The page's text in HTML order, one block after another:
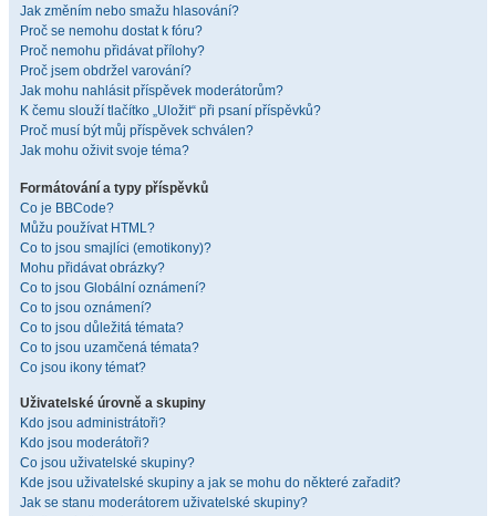
Jak změním nebo smažu hlasování?
Proč se nemohu dostat k fóru?
Proč nemohu přidávat přílohy?
Proč jsem obdržel varování?
Jak mohu nahlásit příspěvek moderátorům?
K čemu slouží tlačítko „Uložit“ při psaní příspěvků?
Proč musí být můj příspěvek schválen?
Jak mohu oživit svoje téma?
Formátování a typy příspěvků
Co je BBCode?
Můžu používat HTML?
Co to jsou smajlíci (emotikony)?
Mohu přidávat obrázky?
Co to jsou Globální oznámení?
Co to jsou oznámení?
Co to jsou důležitá témata?
Co to jsou uzamčená témata?
Co jsou ikony témat?
Uživatelské úrovně a skupiny
Kdo jsou administrátoři?
Kdo jsou moderátoři?
Co jsou uživatelské skupiny?
Kde jsou uživatelské skupiny a jak se mohu do některé zařadit?
Jak se stanu moderátorem uživatelské skupiny?